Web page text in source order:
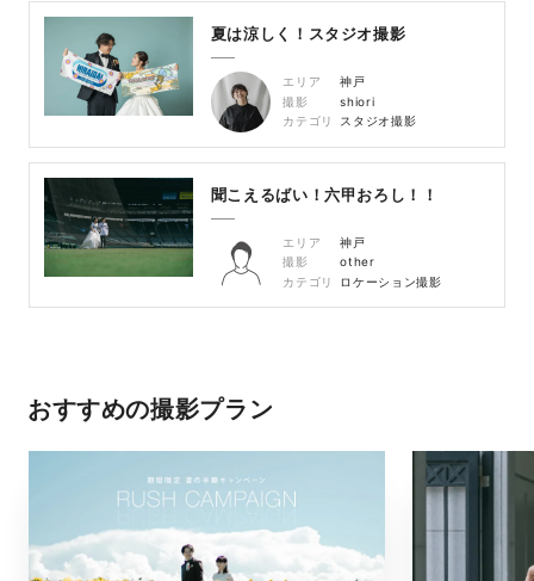
夏は涼しく！スタジオ撮影
エリア
神戸
撮影
shiori
カテゴリ
スタジオ撮影
聞こえるばい！六甲おろし！！
エリア
神戸
撮影
other
カテゴリ
ロケーション撮影
おすすめの撮影プラン